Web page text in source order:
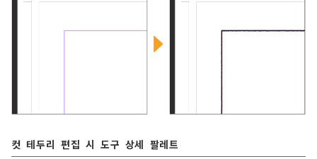
컷 테두리 편집 시 도구 상세 팔레트